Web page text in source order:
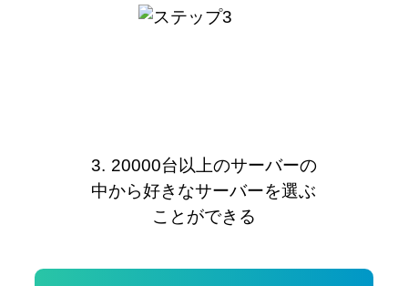
3. 20000台以上のサーバーの
中から好きなサーバーを選ぶ
ことができる